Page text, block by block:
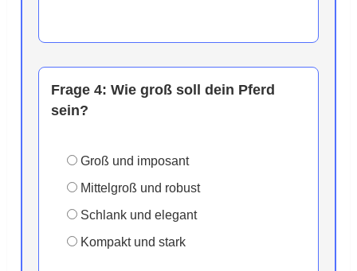
Frage 4: Wie groß soll dein Pferd
sein?
Groß und imposant
Mittelgroß und robust
Schlank und elegant
Kompakt und stark